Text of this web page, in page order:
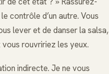
contrôle d’un autre. Vous
lever et de danser la salsa,
vous rouvririez les yeux.
indirecte. Je ne vous